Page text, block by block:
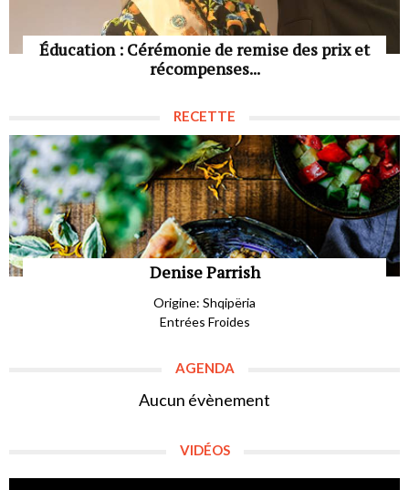
Éducation : Cérémonie de remise des prix et
récompenses...
RECETTE
Denise Parrish
Origine: Shqipëria
Entrées Froides
AGENDA
Aucun évènement
VIDÉOS